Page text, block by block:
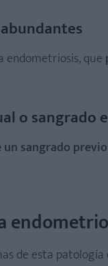
endometriosis, que
o sangrado
un sangrado
de esta